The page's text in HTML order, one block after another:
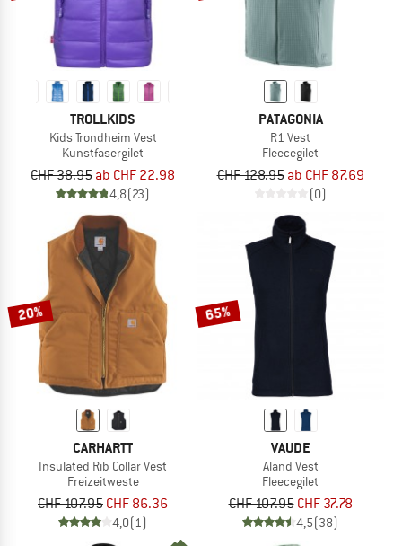
TROLLKIDS
Kids Trondheim Vest
Kunstfasergilet
CHF 38.95 ab CHF 22.98
4,8(23)
PATAGONIA
R1 Vest
Fleecegilet
CHF 128.95 ab CHF 87.69
(0)
20%
CARHARTT
Insulated Rib Collar Vest
Freizeitweste
CHF 107.95 CHF 86.36
4,0(1)
65%
VAUDE
Aland Vest
Fleecegilet
CHF 107.95 CHF 37.78
4,5(38)